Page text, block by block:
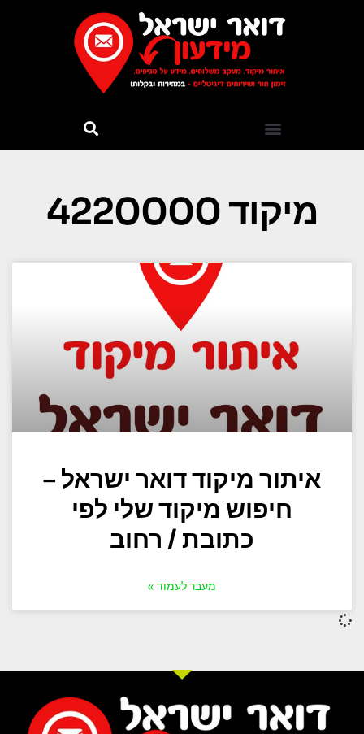
מיקוד 4220000
איתור מיקוד דואר ישראל –
חיפוש מיקוד שלי לפי
כתובת / רחוב
מעבר לעמוד »